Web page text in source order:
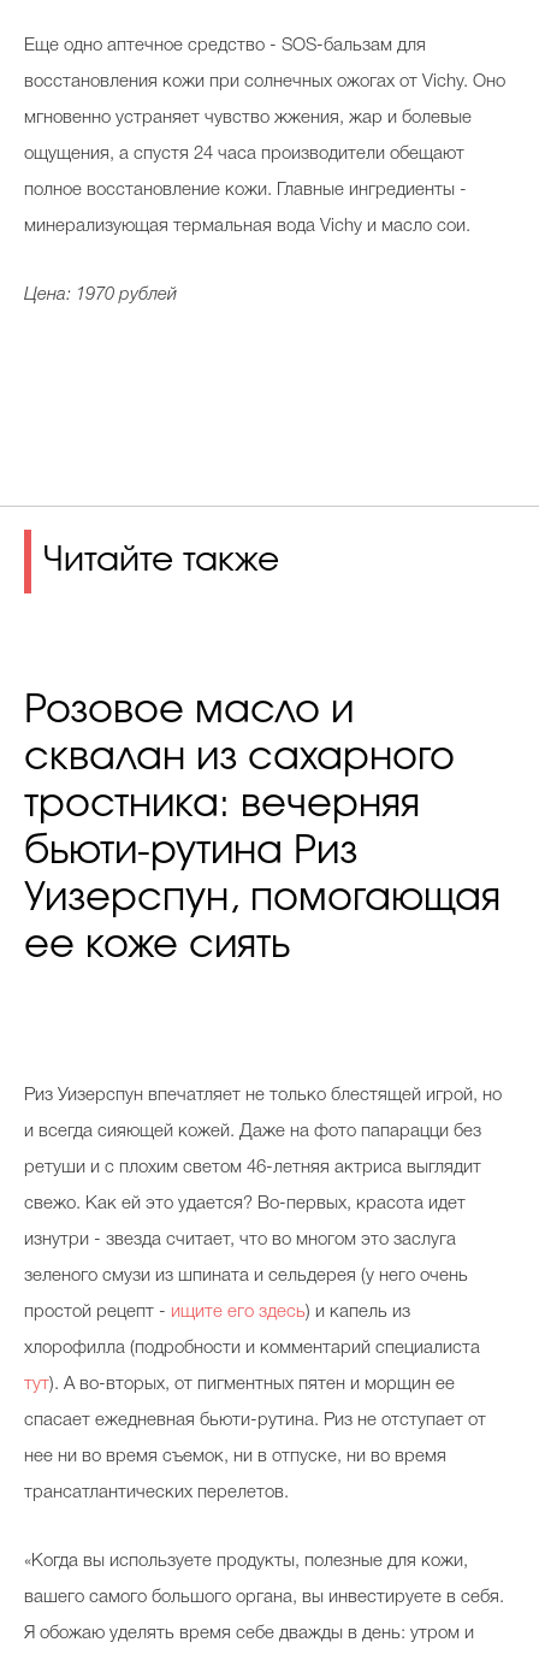
Еще одно аптечное средство - SOS-бальзам для
восстановления кожи при солнечных ожогах от Vichy. Оно
мгновенно устраняет чувство жжения, жар и болевые
ощущения, а спустя 24 часа производители обещают
полное восстановление кожи. Главные ингредиенты -
минерализующая термальная вода Vichy и масло сои.
Цена: 1970 рублей
Читайте также
Розовое масло и
сквалан из сахарного
тростника: вечерняя
бьюти-рутина Риз
Уизерспун, помогающая
ее коже сиять
Риз Уизерспун впечатляет не только блестящей игрой, но
и всегда сияющей кожей. Даже на фото папарацци без
ретуши и с плохим светом 46-летняя актриса выглядит
свежо. Как ей это удается? Во-первых, красота идет
изнутри - звезда считает, что во многом это заслуга
зеленого смузи из шпината и сельдерея (у него очень
простой рецепт - ищите его здесь) и капель из
хлорофилла (подробности и комментарий специалиста
тут). А во-вторых, от пигментных пятен и морщин ее
спасает ежедневная бьюти-рутина. Риз не отступает от
нее ни во время съемок, ни в отпуске, ни во время
трансатлантических перелетов.
«Когда вы используете продукты, полезные для кожи,
вашего самого большого органа, вы инвестируете в себя.
Я обожаю уделять время себе дважды в день: утром и